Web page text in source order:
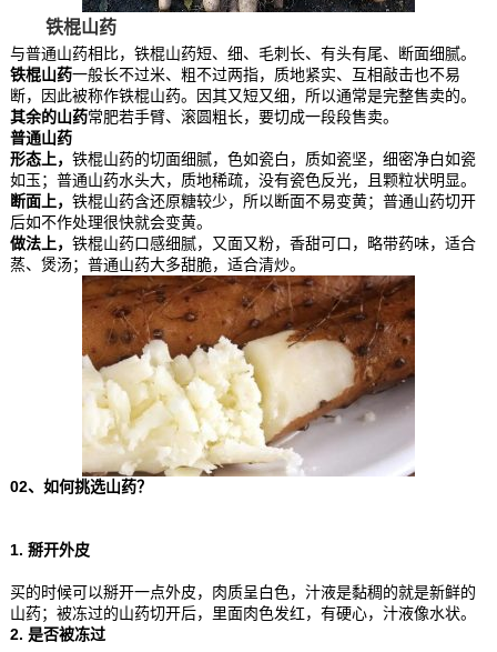
铁棍山药
与普通山药相比，铁棍山药短、细、毛刺长、有头有尾、断面细腻。
铁棍山药一般长不过米、粗不过两指，质地紧实、互相敲击也不易
断，因此被称作铁棍山药。因其又短又细，所以通常是完整售卖的。
其余的山药常肥若手臂、滚圆粗长，要切成一段段售卖。
普通山药
形态上， 铁棍山药的切面细腻，色如瓷白，质如瓷坚，细密净白如瓷
如玉；普通山药水头大，质地稀疏，没有瓷色反光，且颗粒状明显。
断面上， 铁棍山药含还原糖较少，所以断面不易变黄；普通山药切开
后如不作处理很快就会变黄。
做法上， 铁棍山药口感细腻，又面又粉，香甜可口，略带药味，适合
蒸、煲汤；普通山药大多甜脆，适合清炒。
02、 如何挑选山药？
1. 掰开外皮
买的时候可以掰开一点外皮，肉质呈白色，汁液是黏稠的就是新鲜的
山药；被冻过的山药切开后，里面肉色发红，有硬心，汁液像水状。
2. 是否被冻过